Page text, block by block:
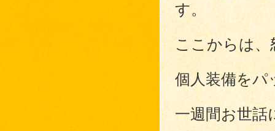
す。
ここからは、
個人装備をパ
一週間お世話